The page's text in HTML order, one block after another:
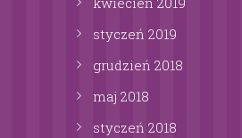
styczeń 2019
grudzień 2018
maj 2018
styczeń 2018